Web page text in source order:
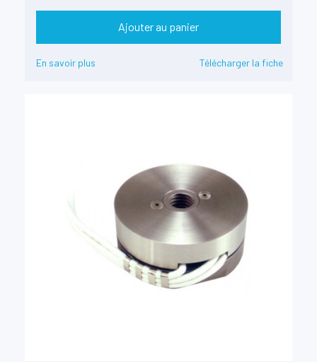
Ajouter au panier
En savoir plus Télécharger la fiche